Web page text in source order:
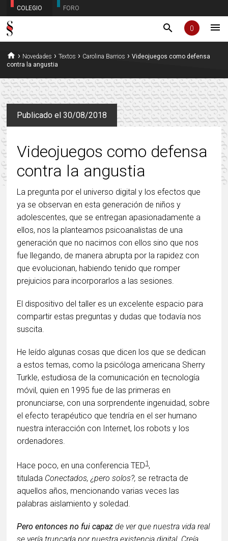
COLEGIO FORO
search 0 menu
home › Novedades ›Textos › Carolina Barrios ›Videojuegos como defensa
contra la angustia
Publicado el 30/08/2018
Videojuegos como defensa
contra la angustia
La pregunta por el universo digital y los efectos que
ya se observan en esta generación de niños y
adolescentes, que se entregan apasionadamente a
ellos, nos la planteamos psicoanalistas de una
generación que no nacimos con ellos sino que nos
fue llegando, de manera abrupta por la rapidez con
que evolucionan, habiendo tenido que romper
prejuicios para incorporarlos a las sesiones.
El dispositivo del taller es un excelente espacio para
compartir estas preguntas y dudas que todavía nos
suscita.
He leído algunas cosas que dicen los que se dedican
a estos temas, como la psicóloga americana Sherry
Turkle, estudiosa de la comunicación en tecnología
móvil, quien en 1995 fue de las primeras en
pronunciarse, con una sorprendente ingenuidad, sobre
el efecto terapéutico que tendría en el ser humano
nuestra interacción con Internet, los robots y los
ordenadores.
Hace poco, en una conferencia TED1,
titulada Conectados, ¿pero solos?, se retracta de
aquellos años, mencionando varias veces las
palabras aislamiento y soledad.
Pero entonces no fui capaz de ver que nuestra vida real